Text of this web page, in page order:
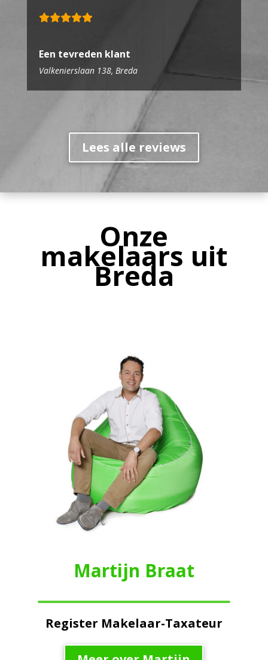
Een tevreden klant
Valkenierslaan 138, Breda
Lees alle reviews
Onze
makelaars uit
Breda
Martijn Braat
Register Makelaar-Taxateur